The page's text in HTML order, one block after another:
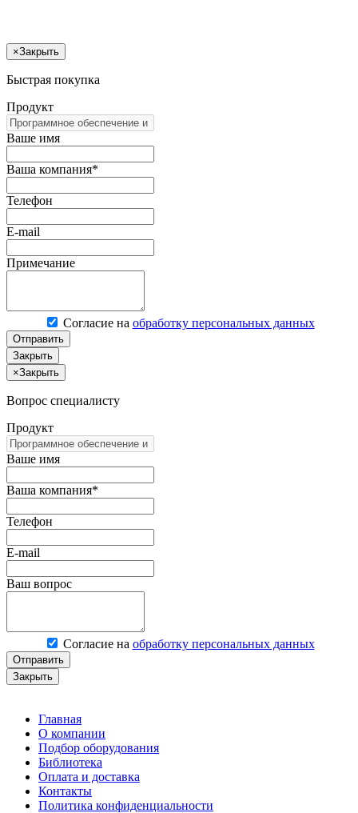
×Закрыть
Быстрая покупка
Продукт
Ваше имя
Ваша компания*
Телефон
E-mail
Примечание
Согласие на обработку персональных данных
Отправить
Закрыть
×Закрыть
Вопрос специалисту
Продукт
Ваше имя
Ваша компания*
Телефон
E-mail
Ваш вопрос
Согласие на обработку персональных данных
Отправить
Закрыть
Главная
О компании
Подбор оборудования
Библиотека
Оплата и доставка
Контакты
Политика конфиденциальности